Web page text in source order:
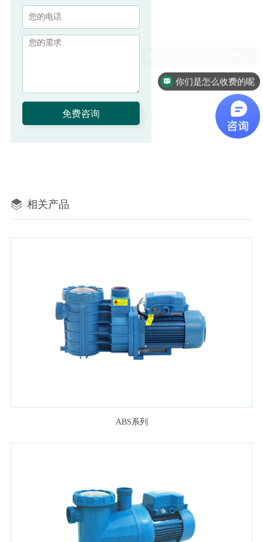
相关产品
ABS系列
你们是怎么收费的呢